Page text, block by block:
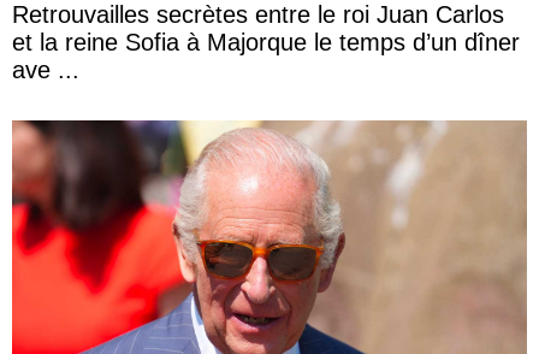
Retrouvailles secrètes entre le roi Juan Carlos
et la reine Sofia à Majorque le temps d’un dîner
ave ...